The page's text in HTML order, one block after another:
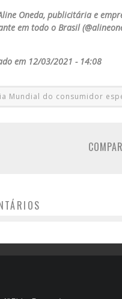
Oneda, publicitária e
em todo o Brasil
em 12/03/2021 - 14:08
Mundial do consumidor